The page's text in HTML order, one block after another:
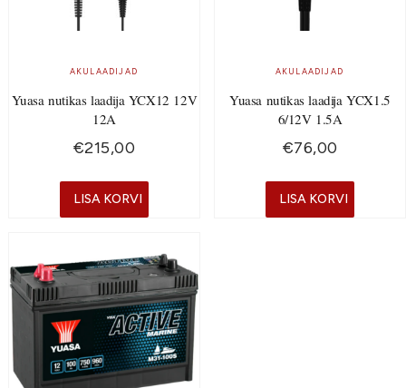
AKULAADIJAD
Yuasa nutikas laadija YCX12 12V
12A
€215,00
LISA KORVI
AKULAADIJAD
Yuasa nutikas laadija YCX1.5
6/12V 1.5A
€76,00
LISA KORVI